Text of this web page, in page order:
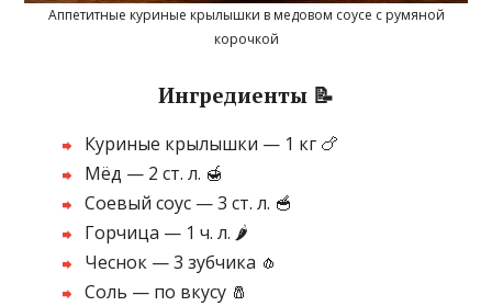
Аппетитные куриные крылышки в медовом соусе с румяной
корочкой
Ингредиенты 📝
Куриные крылышки — 1 кг 🍗
Мёд — 2 ст. л. 🍯
Соевый соус — 3 ст. л. 🥣
Горчица — 1 ч. л. 🌶️
Чеснок — 3 зубчика 🧄
Соль — по вкусу 🧂